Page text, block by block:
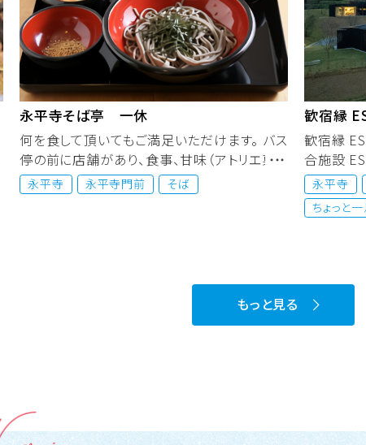
永平寺そば亭 一休
何を食して頂いてもご満足いただけます。 バス
停の前に店舗があり、食事、甘味（アトリエ菓
修...
永平寺 永平寺門前 そば
歓宿縁
歓宿縁
合施設
永平寺
ちょっと
もっと見る